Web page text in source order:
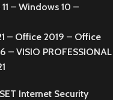
– Windows 10 –
– Office 2019 – Office
– VISIO PROFESSIONAL
Internet Security